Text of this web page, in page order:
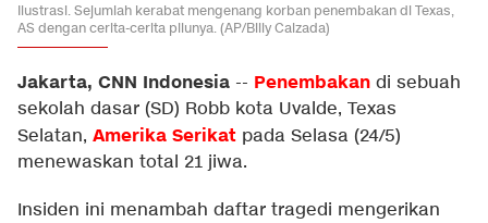
Ilustrasi. Sejumlah kerabat mengenang korban penembakan di Texas,
AS dengan cerita-cerita pilunya. (AP/Billy Calzada)
Jakarta, CNN Indonesia -- Penembakan di sebuah
sekolah dasar (SD) Robb kota Uvalde, Texas
Selatan, Amerika Serikat pada Selasa (24/5)
menewaskan total 21 jiwa.
Insiden ini menambah daftar tragedi mengerikan